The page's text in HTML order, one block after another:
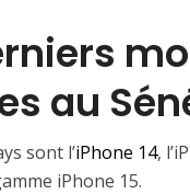
au
sont l’iPhone 14,
iPhone 15.